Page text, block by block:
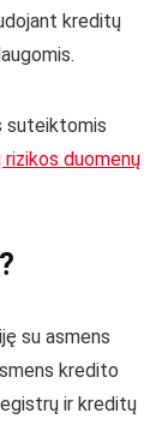
kreditų
suteiktomis
rizikos duomenų
su asmens
kredito
ir kreditų